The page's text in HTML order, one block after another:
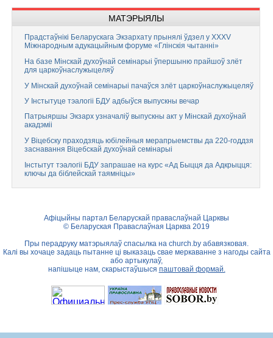
МАТЭРЫЯЛЫ
Прадстаўнікі Беларускага Экзархату прынялі ўдзел у XXXV
Міжнародным адукацыйным форуме «Глінскія чытанні»
На базе Мінскай духоўнай семінарыі ўпершыню прайшоў злёт
для царкоўнаслужыцеляў
У Мінскай духоўнай семінарыі пачаўся злёт царкоўнаслужыцеляў
У Інстытуце тэалогіі БДУ адбыўся выпускны вечар
Патрыяршы Экзарх узначаліў выпускны акт у Мінскай духоўнай
акадэміі
У Віцебску праходзяць юбілейныя мерапрыемствы да 220-годдзя
заснавання Віцебскай духоўнай семінарыі
Інстытут тэалогіі БДУ запрашае на курс «Ад Быцця да Адкрыцця:
ключы да біблейскай таямніцы»
Афіцыйны партал Беларускай праваслаўнай Царквы
© Беларуская Праваслаўная Царква 2019
Пры перадруку матэрыялаў спасылка на church.by абавязковая.
Калі вы хочаце задаць пытанне ці выказаць свае меркаванне з нагоды сайта
або артыкулаў,
напішыце нам, скарыстаўшыся паштовай формай.